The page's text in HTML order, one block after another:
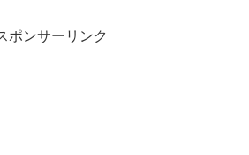
ポンサーリンク